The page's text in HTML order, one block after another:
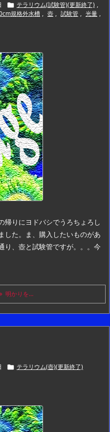
 テラリウム(試験管)(更新終了) ,
規格外水槽 , 壺 , 試験管 , 光量 ,
帰りにヨドバシでうろちょろし
た。 ま、購入したいものがあ
り、壺と試験管ですが。。。 今
明かりを…
 テラリウム(壺)(更新終了)